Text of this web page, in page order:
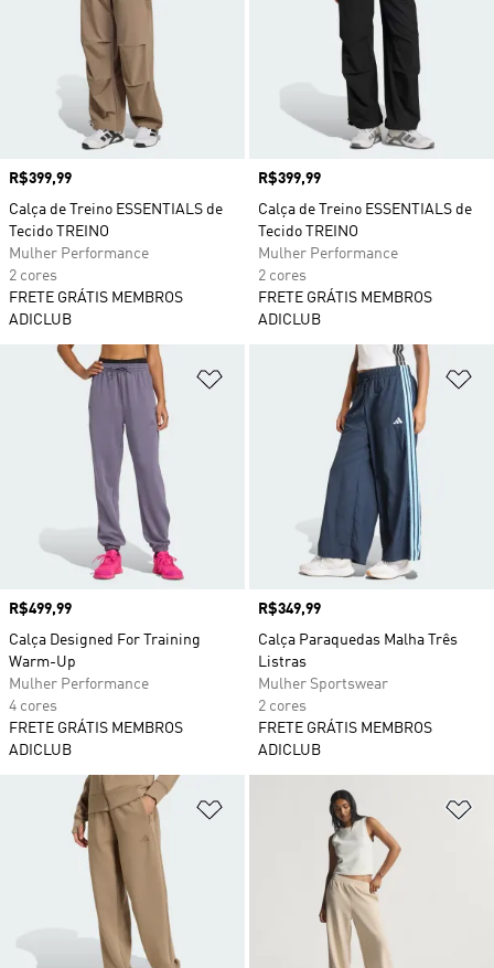
Preço
R$399,99
Calça de Treino ESSENTIALS de
Tecido TREINO
Mulher Performance
2 cores
FRETE GRÁTIS MEMBROS
ADICLUB
Preço
R$399,99
Calça de Treino ESSENTIALS de
Tecido TREINO
Mulher Performance
2 cores
FRETE GRÁTIS MEMBROS
ADICLUB
Adicionar à Lista de Desejos
Preço
R$499,99
Calça Designed For Training
Warm-Up
Mulher Performance
4 cores
FRETE GRÁTIS MEMBROS
ADICLUB
Preço
R$349,99
Calça Paraquedas Malha Três
Listras
Mulher Sportswear
2 cores
FRETE GRÁTIS MEMBROS
ADICLUB
Adicionar à Lista de Desejos